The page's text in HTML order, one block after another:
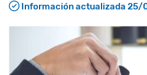
Información actualizada